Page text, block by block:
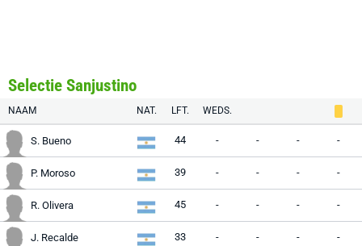
Selectie Sanjustino
NAAM NAT. LFT. WEDS.
S. Bueno 44 - - - -
P. Moroso 39 - - - -
R. Olivera 45 - - - -
J. Recalde 33 - - - -